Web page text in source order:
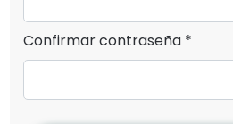
Confirmar contraseña *